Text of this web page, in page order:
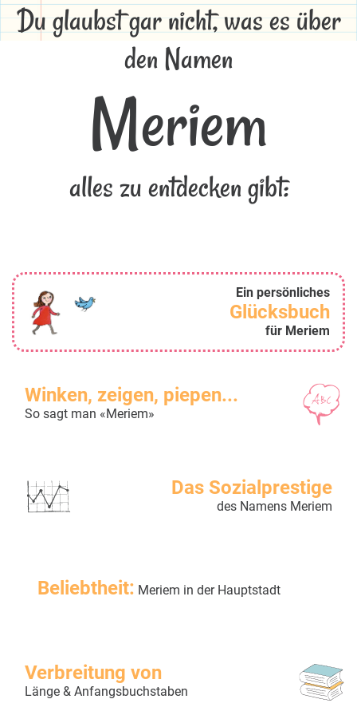
Du glaubst gar nicht, was es über
den Namen
Meriem
alles zu entdecken gibt:
Ein persönliches
Glücksbuch
für Meriem
Winken, zeigen, piepen...
So sagt man «Meriem»
Das Sozialprestige
des Namens Meriem
Beliebtheit: Meriem in der Hauptstadt
Verbreitung von
Länge & Anfangsbuchstaben